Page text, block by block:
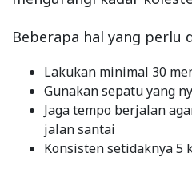
Beberapa hal yang perlu
Lakukan minimal 30
Gunakan sepatu yang
Jaga tempo berjalan
jalan santai
Konsisten setidaknya 5